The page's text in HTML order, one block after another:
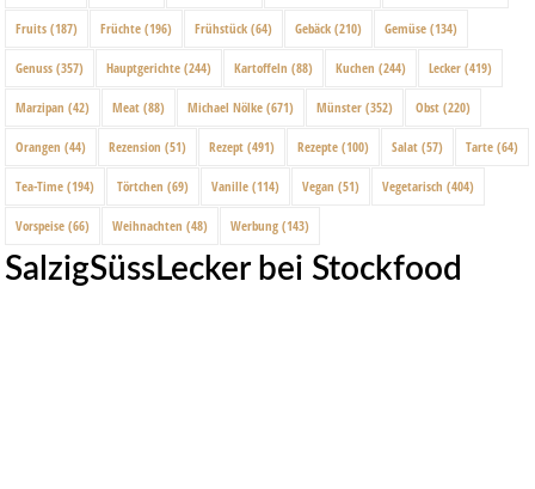
Fruits (187) Früchte (196) Frühstück (64) Gebäck (210) Gemüse (134)
Genuss (357) Hauptgerichte (244) Kartoffeln (88) Kuchen (244) Lecker (419)
Marzipan (42) Meat (88) Michael Nölke (671) Münster (352) Obst (220)
Orangen (44) Rezension (51) Rezept (491) Rezepte (100) Salat (57) Tarte (64)
Tea-Time (194) Törtchen (69) Vanille (114) Vegan (51) Vegetarisch (404)
Vorspeise (66) Weihnachten (48) Werbung (143)
SalzigSüssLecker bei Stockfood